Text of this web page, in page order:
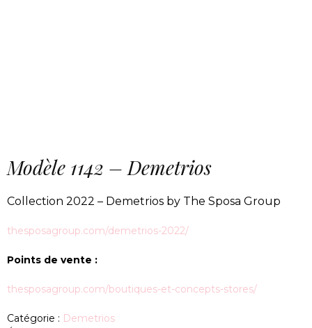
Modèle 1142 – Demetrios
Collection 2022 – Demetrios by The Sposa Group
thesposagroup.com/demetrios-2022/
Points de vente :
thesposagroup.com/boutiques-et-concepts-stores/
Catégorie : Demetrios